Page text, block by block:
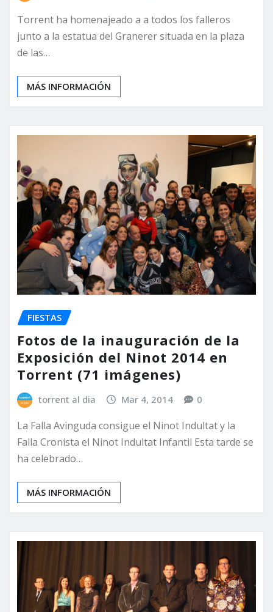
Torrent ha homenajeado a a todos los falleros
junto a la estatua del Granerer situada en la plaza
de las…
MÁS INFORMACIÓN
FIESTAS
Fotos de la inauguración de la
Exposición del Ninot 2014 en
Torrent (71 imágenes)
torrent al dia Mar 4, 2014 0
La Falla Avinguda consigue el Ninot Indultat y la
Falla Cronista el Ninot Indultat Infantil Esta tarde se
ha celebrado…
MÁS INFORMACIÓN